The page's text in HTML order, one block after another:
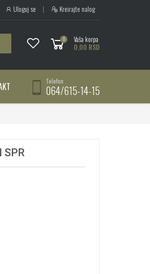
Uloguj se | Kreirajte nalog
0 Vaša korpa
0,00 RSD
Telefon
064/615-14-15
SPR